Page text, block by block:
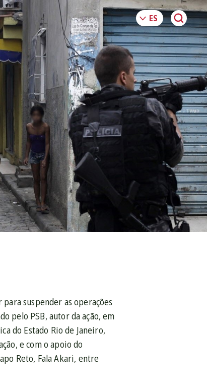
suspender as operações
pelo PSB, autor da ação, em
do Estado Rio de Janeiro,
e com o apoio do
Reto, Fala Akari, entre